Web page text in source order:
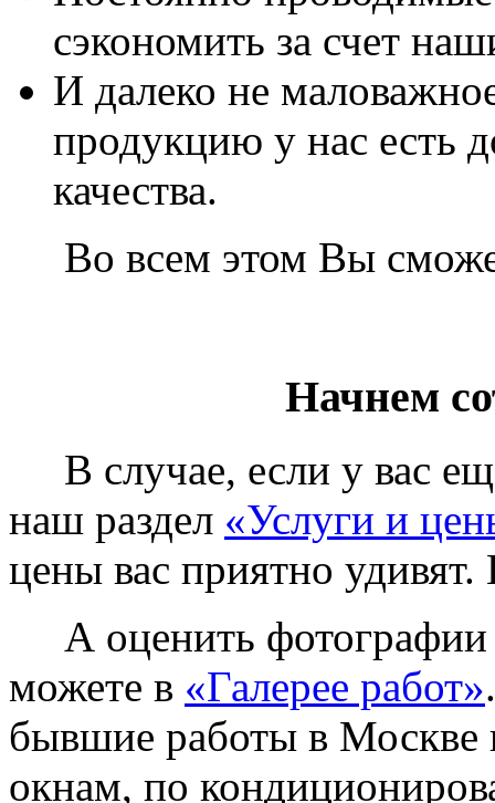
сэкономить за счет
И далеко не
продукцию у нас есть
качества.
Во всем этом Вы
Начнем
В случае, если у вас
наш раздел «Услуги и
цены вас приятно
А оценить фотографии
можете в «Галерее работ»
бывшие работы в Москве
окнам, по